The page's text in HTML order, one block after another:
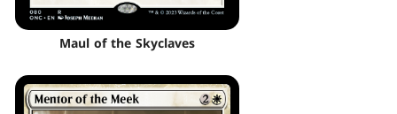
Maul of the Skyclaves